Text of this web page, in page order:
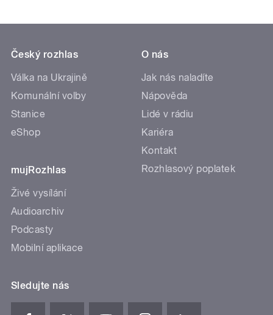
Český rozhlas
Válka na Ukrajině
Komunální volby
Stanice
eShop
mujRozhlas
Živé vysílání
Audioarchiv
Podcasty
Mobilní aplikace
O nás
Jak nás naladíte
Nápověda
Lidé v rádiu
Kariéra
Kontakt
Rozhlasový poplatek
Sledujte nás